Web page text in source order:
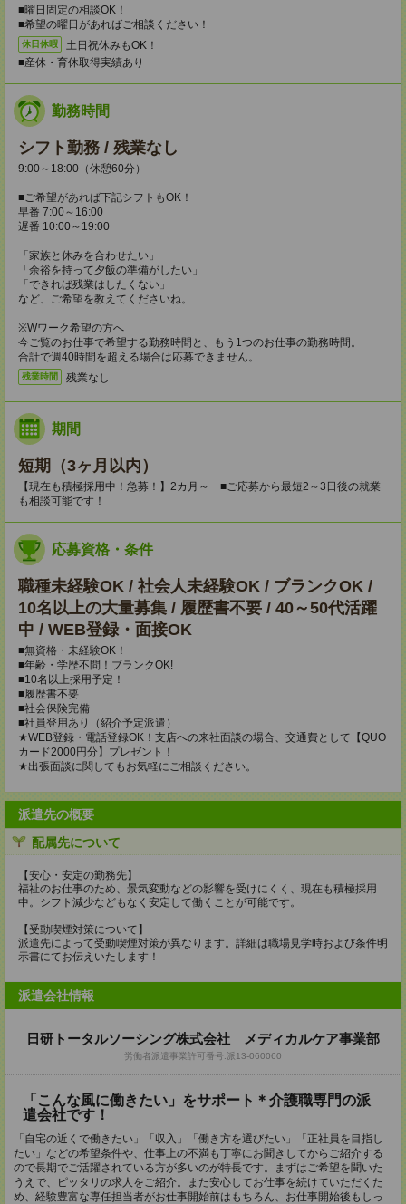
■曜日固定の相談OK！
■希望の曜日があればご相談ください！
休日休暇
土日祝休みもOK！
■産休・育休取得実績あり
勤務時間
シフト勤務 / 残業なし
9:00～18:00（休憩60分）
■ご希望があれば下記シフトもOK！
早番 7:00～16:00
遅番 10:00～19:00
「家族と休みを合わせたい」
「余裕を持って夕飯の準備がしたい」
「できれば残業はしたくない」
など、ご希望を教えてくださいね。
※Wワーク希望の方へ
今ご覧のお仕事で希望する勤務時間と、もう1つのお仕事の勤務時間。
合計で週40時間を超える場合は応募できません。
残業時間 残業なし
期間
短期（3ヶ月以内）
【現在も積極採用中！急募！】2カ月～ ■ご応募から最短2～3日後の就業
も相談可能です！
応募資格・条件
職種未経験OK / 社会人未経験OK / ブランクOK /
10名以上の大量募集 / 履歴書不要 / 40～50代活躍
中 / WEB登録・面接OK
■無資格・未経験OK！
■年齢・学歴不問！ブランクOK!
■10名以上採用予定！
■履歴書不要
■社会保険完備
■社員登用あり（紹介予定派遣）
★WEB登録・電話登録OK！支店への来社面談の場合、交通費として【QUO
カード2000円分】プレゼント！
★出張面談に関してもお気軽にご相談ください。
派遣先の概要
配属先について
【安心・安定の勤務先】
福祉のお仕事のため、景気変動などの影響を受けにくく、現在も積極採用
中。シフト減少などもなく安定して働くことが可能です。
【受動喫煙対策について】
派遣先によって受動喫煙対策が異なります。詳細は職場見学時および条件明
示書にてお伝えいたします！
派遣会社情報
日研トータルソーシング株式会社 メディカルケア事業部
労働者派遣事業許可番号:派13-060060
「こんな風に働きたい」をサポート＊介護職専門の派
遣会社です！
「自宅の近くで働きたい」「収入」「働き方を選びたい」「正社員を目指し
たい」などの希望条件や、仕事上の不満も丁寧にお聞きしてからご紹介する
ので長期でご活躍されている方が多いのが特長です。まずはご希望を聞いた
うえで、ピッタリの求人をご紹介。また安心してお仕事を続けていただくた
め、経験豊富な専任担当者がお仕事開始前はもちろん、お仕事開始後もしっ